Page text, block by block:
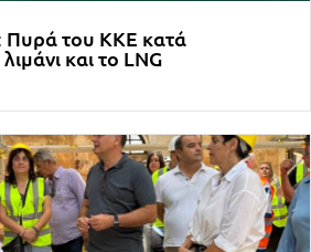
του ΚΚΕ κατά
και το LNG